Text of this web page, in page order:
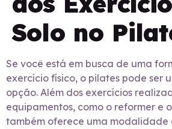
Solo no
Se você está em busca de uma
exercício físico, o pilates pode ser
opção. Além dos exercícios
equipamentos, como o reformer e
também oferece uma modalidade